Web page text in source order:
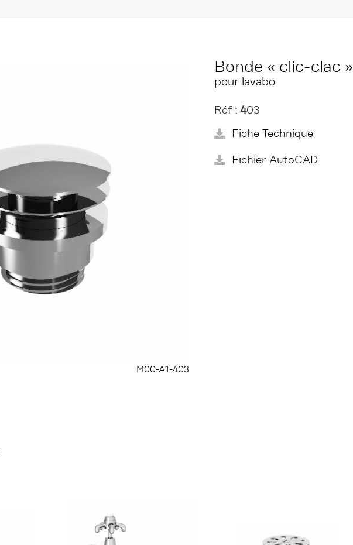
M00-A1-403
Bonde « clic-clac »
pour lavabo
Réf : 403
Fiche Technique
Fichier AutoCAD